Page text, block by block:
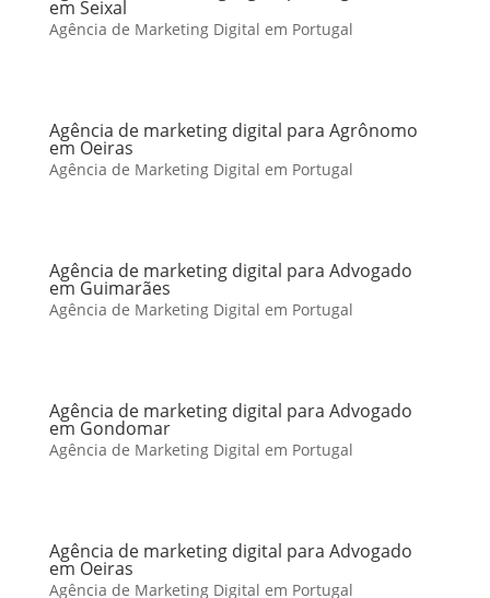
em Seixal
Agência de Marketing Digital em Portugal
Agência de marketing digital para Agrônomo
em Oeiras
Agência de Marketing Digital em Portugal
Agência de marketing digital para Advogado
em Guimarães
Agência de Marketing Digital em Portugal
Agência de marketing digital para Advogado
em Gondomar
Agência de Marketing Digital em Portugal
Agência de marketing digital para Advogado
em Oeiras
Agência de Marketing Digital em Portugal